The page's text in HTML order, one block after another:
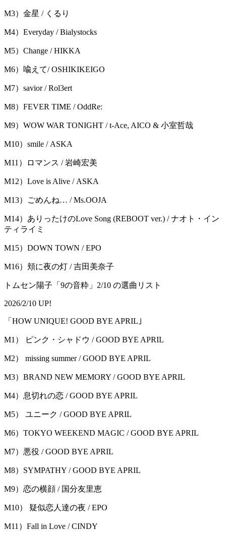
M3）金星 / くるり
M4）Everyday / Bialystocks
M5）Change / HIKKA
M6）喩えて/ OSHIKIKEIGO
M7）savior / Rol3ert
M8）FEVER TIME / OddRe:
M9）WOW WAR TONIGHT / t-Ace, AICO & 小室哲哉
M10）smile / ASKA
M11）ロマンス / 岩崎宏美
M12）Love is Alive / ASKA
M13）ごめんね… / Ms.OOJA
M14）ありったけのLove Song (REBOOT ver.) / ナオト・イン
ティライミ
M15）DOWN TOWN / EPO
M16）頬に夜の灯 / 吉田美奈子
トムセン陽子「9の音粋」2/10 の選曲リスト
2026/2/10 UP!
「HOW UNIQUE! GOOD BYE APRIL｣
M1） ピンク・シャドウ / GOOD BYE APRIL
M2） missing summer / GOOD BYE APRIL
M3）BRAND NEW MEMORY / GOOD BYE APRIL
M4）息切れの恋 / GOOD BYE APRIL
M5） ユニーク / GOOD BYE APRIL
M6）TOKYO WEEKEND MAGIC / GOOD BYE APRIL
M7）悪役 / GOOD BYE APRIL
M8）SYMPATHY / GOOD BYE APRIL
M9）恋の横顔 / 国分友里恵
M10） 疑似恋人達の夜 / EPO
M11）Fall in Love / CINDY